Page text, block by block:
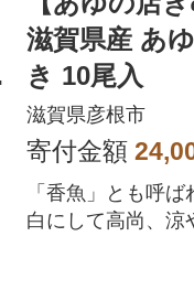
滋賀県産 あ
き 10尾入
滋賀県彦根市
寄付金額
「香魚」とも呼
白にして高尚、涼